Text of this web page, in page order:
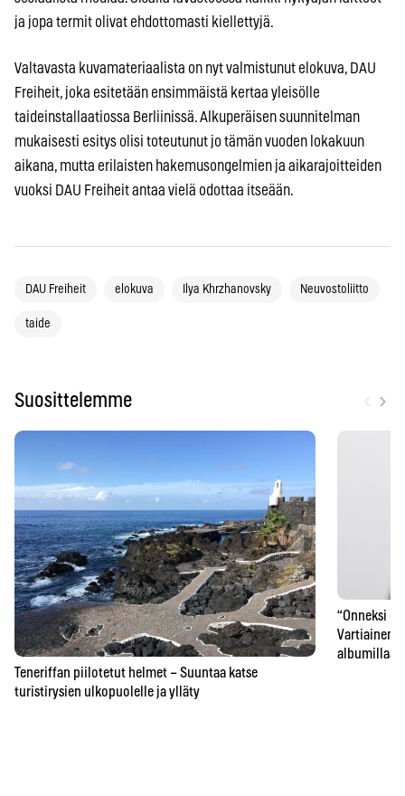
ja jopa termit olivat ehdottomasti kiellettyjä.
Valtavasta kuvamateriaalista on nyt valmistunut elokuva, DAU
Freiheit, joka esitetään ensimmäistä kertaa yleisölle
taideinstallaatiossa Berliinissä. Alkuperäisen suunnitelman
mukaisesti esitys olisi toteutunut jo tämän vuoden lokakuun
aikana, mutta erilaisten hakemusongelmien ja aikarajoitteiden
vuoksi DAU Freiheit antaa vielä odottaa itseään.
DAU Freiheit elokuva Ilya Khrzhanovsky Neuvostoliitto
taide
Suosittelemme ›
Teneriffan piilotetut helmet – Suuntaa katse
turistirysien ulkopuolelle ja ylläty
“Onneksi
Vartiainen
albumillaan